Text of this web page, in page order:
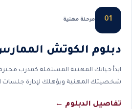
01 مرحلة مهنية
دبلوم الكوتش
ابدأ حياتك المهنية المستقلة كمدرب
شخصيتك المهنية ويؤهلك لإدارة جلسات
تفاصيل الدبلوم ←